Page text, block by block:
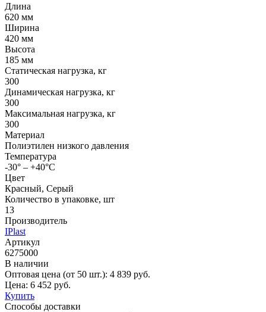
Длина
620 мм
Ширина
420 мм
Высота
185 мм
Статическая нагрузка, кг
300
Динамическая нагрузка, кг
300
Максимальная нагрузка, кг
300
Материал
Полиэтилен низкого давления
Температура
-30° – +40°С
Цвет
Красный, Серый
Количество в упаковке, шт
13
Производитель
IPlast
Артикул
6275000
В наличии
Оптовая цена (от 50 шт.): 4 839 руб.
Цена: 6 452 руб.
Купить
Способы доставки